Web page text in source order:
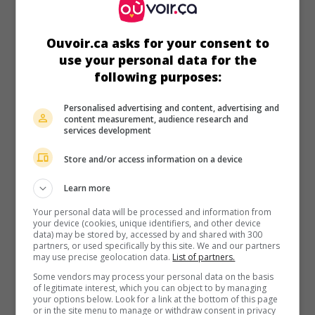
au cinéma sur mes écrans
Fr. 2023. Dramede Denis Imbert avec Jean Dujardin
Jonathan Zaccaï, Dylan Robert
graves causées par une lourde chute, un écrivain renommé
uniquement des petits sentiers.
au cinéma sur mes écrans
ADN
Fr. 2020. Dramede Maïwenn avec Maïwenn ,Fanny Ardant
Louis Garrel. La mort de son grand-père, né en Algérie,
provoque chez une mère divorcée parisienne, à couteaux
Ouvoir.ca asks for your consent to
use your personal data for the
following purposes:
Personalised advertising and content, advertising and
content measurement, audience research and
services development
Store and/or access information on a device
Learn more
Your personal data will be processed and information from
your device (cookies, unique identifiers, and other device
data) may be stored by, accessed by and shared with 300
partners, or used specifically by this site. We and our partners
may use precise geolocation data. List of partners.
Some vendors may process your personal data on the basis
of legitimate interest, which you can object to by managing
your options below. Look for a link at the bottom of this page
or in the site menu to manage or withdraw consent in privacy